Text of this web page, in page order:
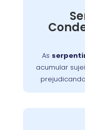
As
acumular
, mas se
exigir um
restaurar